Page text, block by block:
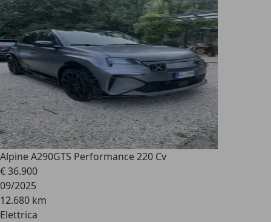
Alpine A290GTS Performance 220 Cv
€ 36.900
09/2025
12.680 km
Elettrica